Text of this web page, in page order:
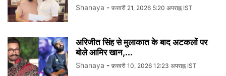
Shanaya - फ़रवरी 21, 2026 5:20 अपराह्न IST
अरिजीत सिंह से मुलाकात के बाद अटकलों पर
बोले आमिर खान,...
Shanaya - फ़रवरी 10, 2026 12:23 अपराह्न IST